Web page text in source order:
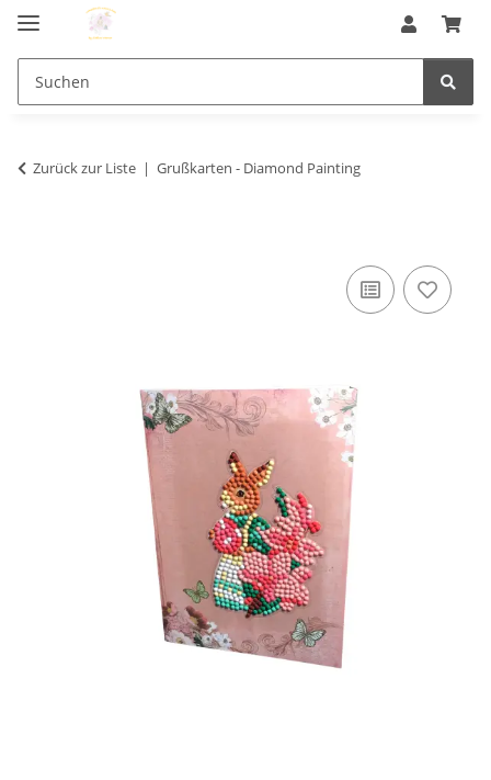
Zurück zur Liste Grußkarten - Diamond Painting